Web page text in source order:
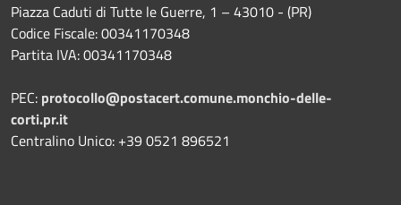
Piazza Caduti di Tutte le Guerre, 1 – 43010 - (PR)
Codice Fiscale: 00341170348
Partita IVA: 00341170348
PEC: protocollo@postacert.comune.monchio-delle-
corti.pr.it
Centralino Unico: +39 0521 896521